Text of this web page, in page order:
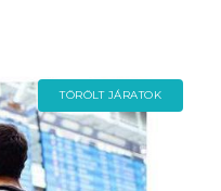
TÖRÖLT JÁRATOK